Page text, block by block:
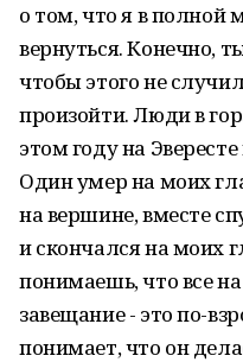
о том, что я в полной
вернуться. Конечно,
чтобы этого не
произойти. Люди в
этом году на
Один умер на моих
на вершине, вместе
и скончался на моих
понимаешь, что все
завещание - это по-
понимает, что он